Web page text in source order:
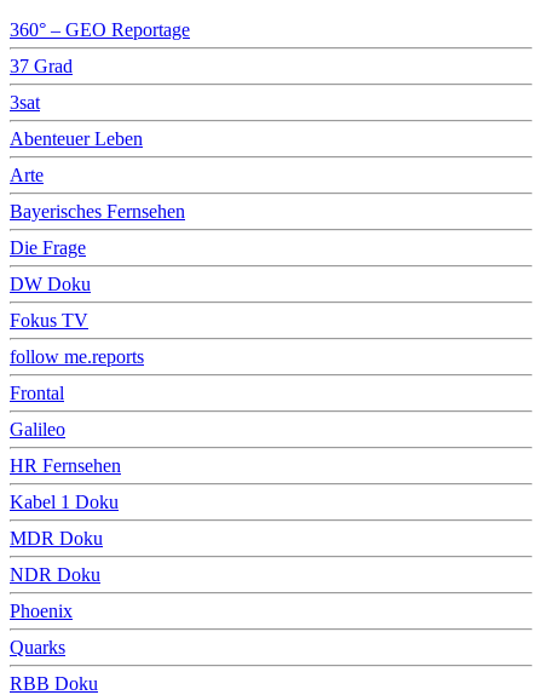
360° – GEO Reportage
37 Grad
3sat
Abenteuer Leben
Arte
Bayerisches Fernsehen
Die Frage
DW Doku
Fokus TV
follow me.reports
Frontal
Galileo
HR Fernsehen
Kabel 1 Doku
MDR Doku
NDR Doku
Phoenix
Quarks
RBB Doku